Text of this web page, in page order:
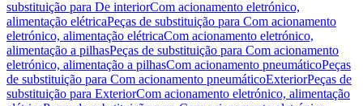
substituição para De interiorCom acionamento eletrónico,
alimentação elétricaPeças de substituição para Com acionamento
eletrónico, alimentação elétricaCom acionamento eletrónico,
alimentação a pilhasPeças de substituição para Com acionamento
eletrónico, alimentação a pilhasCom acionamento pneumáticoPeças
de substituição para Com acionamento pneumáticoExteriorPeças de
substituição para ExteriorCom acionamento eletrónico, alimentação